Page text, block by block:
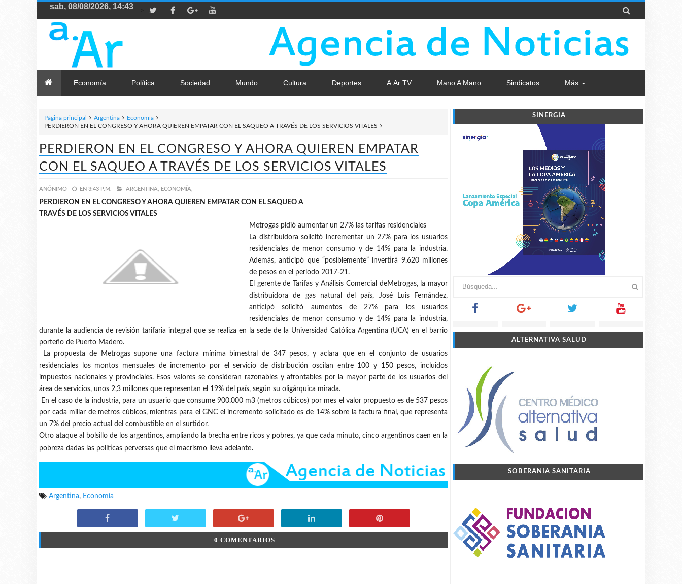

Economía Política Sociedad Mundo Cultura Deportes A.Ar TV Mano A Mano Sindicatos Más
Página principal Argentina
Economía
PERDIERON EN EL CONGRESO Y AHORA QUIEREN EMPATAR CON EL SAQUEO A TRAVÉS DE LOS SERVICIOS VITALES
PERDIERON EN EL CONGRESO Y AHORA QUIEREN EMPATAR
CON EL SAQUEO A TRAVÉS DE LOS SERVICIOS VITALES
ANÓNIMO EN 3:43 P.M. ARGENTINA, ECONOMÍA,
PERDIERON EN EL CONGRESO Y AHORA QUIEREN EMPATAR CON EL SAQUEO A
TRAVÉS DE LOS SERVICIOS VITALES
Metrogas pidió aumentar un 27% las tarifas residenciales
La distribuidora solicitó incrementar un 27% para los usuarios
residenciales de menor consumo y de 14% para la industria.
Además, anticipó que “posiblemente” invertirá 9.620 millones
de pesos en el período 2017-21.
El gerente de Tarifas y Análisis Comercial deMetrogas, la mayor
distribuidora de gas natural del país, José Luis Fernández,
anticipó solicitó aumentos de 27% para los usuarios
residenciales de menor consumo y de 14% para la industria,
durante la audiencia de revisión tarifaria integral que se realiza en la sede de la Universidad Católica Argentina (UCA) en el barrio
porteño de Puerto Madero.
La propuesta de Metrogas supone una factura mínima bimestral de 347 pesos, y aclara que en el conjunto de usuarios
residenciales los montos mensuales de incremento por el servicio de distribución oscilan entre 100 y 150 pesos, incluidos
impuestos nacionales y provinciales. Esos valores se consideran razonables y afrontables por la mayor parte de los usuarios del
área de servicios, unos 2,3 millones que representan el 19% del país, según su oligárquica mirada.
En el caso de la industria, para un usuario que consume 900.000 m3 (metros cúbicos) por mes el valor propuesto es de 537 pesos
por cada millar de metros cúbicos, mientras para el GNC el incremento solicitado es de 14% sobre la factura final, que representa
un 7% del precio actual del combustible en el surtidor.
Otro ataque al bolsillo de los argentinos, ampliando la brecha entre ricos y pobres, ya que cada minuto, cinco argentinos caen en la
pobreza dadas las políticas perversas que el macrismo lleva adelante.
Argentina, Economía
0 COMENTARIOS
SINERGIA
ALTERNATIVA SALUD
SOBERANIA SANITARIA